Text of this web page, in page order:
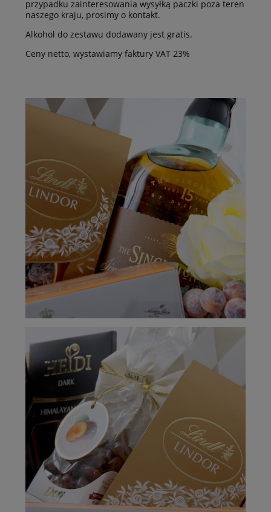
przypadku zainteresowania wysyłką paczki poza teren
naszego kraju, prosimy o kontakt.
Alkohol do zestawu dodawany jest gratis.
Ceny netto, wystawiamy faktury VAT 23%